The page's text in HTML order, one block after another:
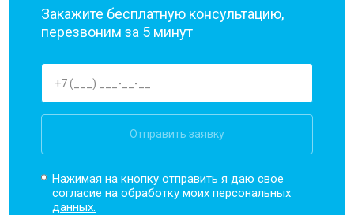
Закажите бесплатную консультацию,
перезвоним за 5 минут
Отправить заявку
Нажимая на кнопку отправить я даю свое
согласие на обработку моихперсональных
данных.